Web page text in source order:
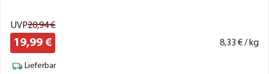
UVP20,94€
19,99 € 8,33 € / kg
Lieferbar